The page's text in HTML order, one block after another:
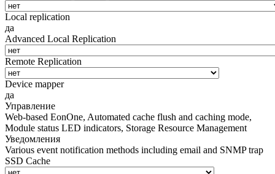
Local replication
да
Advanced Local Replication
Remote Replication
Device mapper
да
Управление
Web-based EonOne, Automated cache flush and caching mode,
Module status LED indicators, Storage Resource Management
Уведомления
Various event notification methods including email and SNMP trap
SSD Cache